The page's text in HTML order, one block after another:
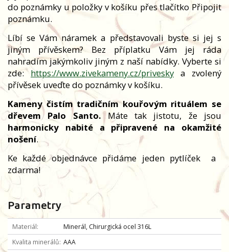
do poznámky u položky v košíku přes tlačítko Připojit
poznámku.
Líbí se Vám náramek a představovali byste si jej s
jiným přívěskem? Bez příplatku Vám jej ráda
nahradím jakýmkoliv jiným z naší nabídky. Vyberte si
zde: https://www.zivekameny.cz/priveskya zvolený
přívěsek uveďte do poznámky v košíku.
Kameny čistím tradičním kouřovým rituálem se
dřevem Palo Santo.Máte tak jistotu, že jsou
harmonicky nabité a připravené na okamžité
nošení.
Ke každé objednávce přidáme jeden pytlíček
a
zdarma!
Parametry
Materiál
Minerál, Chirurgická ocel 316L
Kvalita minerálů AAA